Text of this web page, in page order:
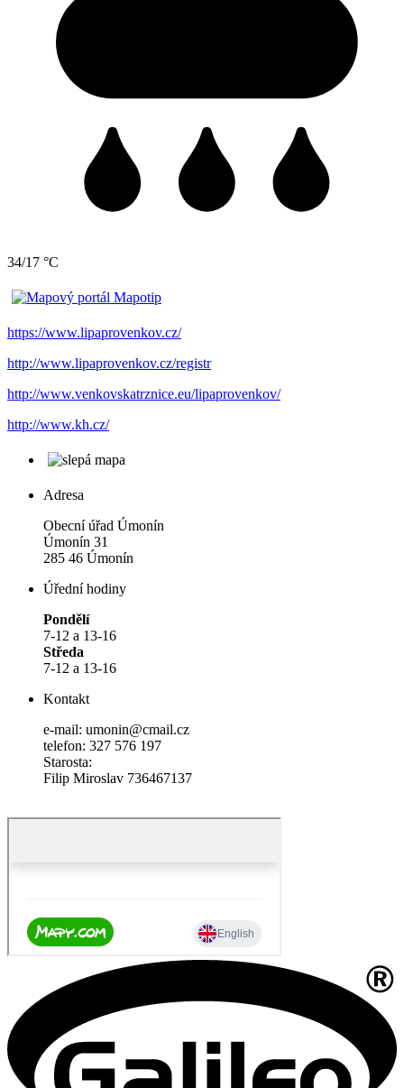
34/17 °C
https://www.lipaprovenkov.cz/
http://www.lipaprovenkov.cz/registr
http://www.venkovskatrznice.eu/lipaprovenkov/
http://www.kh.cz/
Adresa
Obecní úřad Úmonín
Úmonín 31
285 46 Úmonín
Úřední hodiny
Pondělí
7-12 a 13-16
Středa
7-12 a 13-16
Kontakt
e-mail: umonin@cmail.cz
telefon: 327 576 197
Starosta:
Filip Miroslav 736467137